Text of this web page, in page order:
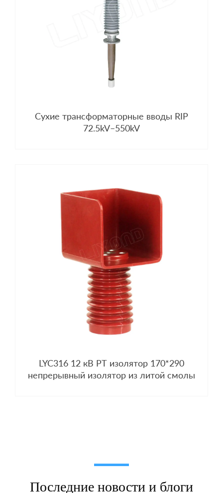
Сухие трансформаторные вводы RIP
72.5kV–550kV
LYC316 12 кВ PT изолятор 170*290
непрерывный изолятор из литой смолы
Последние новости и блоги